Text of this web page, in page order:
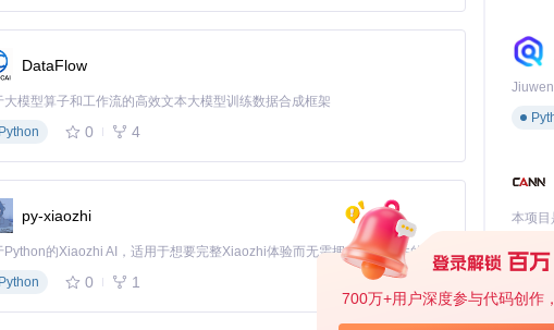
700万+用户深度参与代码创作
DataFlow
大模型算子和工作流的高效文本大模型训练数据合成框架
Python
0 4
py-xiaozhi
基于Python的Xiaozhi AI，适用于想要完整Xiaozhi体验而无需拥有专用硬件的用户。
Python
0 1
C++